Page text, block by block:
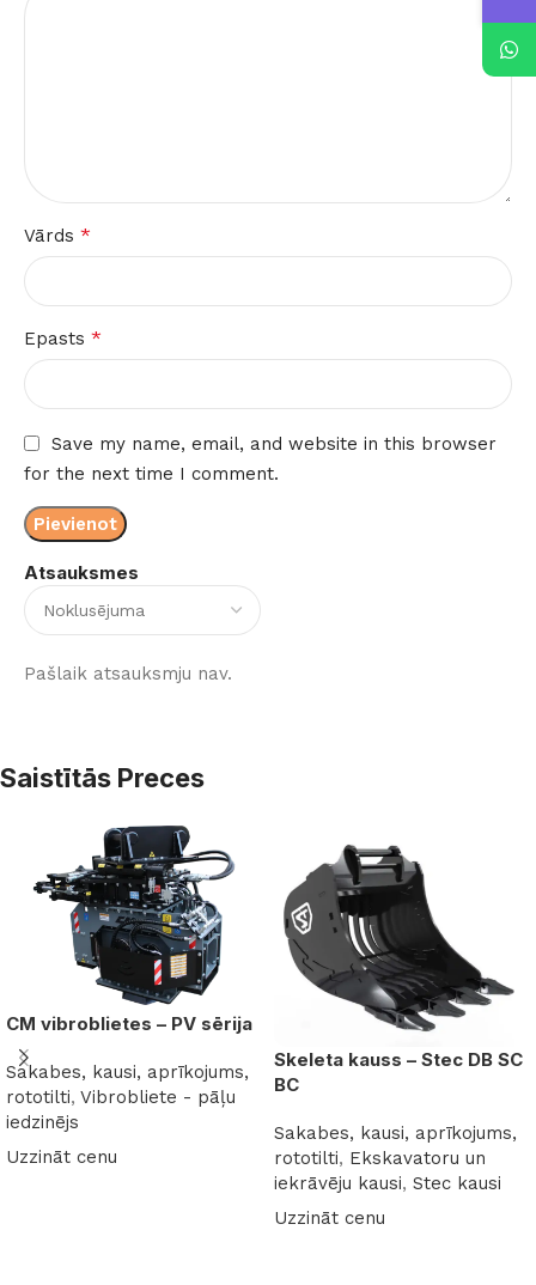
Atsauksmes
Pašlaik atsauksmju nav.
Vārds *
Epasts *
Save my name, email, and website in this browser
for the next time I comment.
Saistītās Preces
CM vibroblietes – PV sērija
Sakabes, kausi, aprīkojums,
rototilti, Vibrobliete - pāļu
iedzinējs
Uzzināt cenu
Skeleta kauss – Stec DB SC
BC
Sakabes, kausi, aprīkojums,
rototilti, Ekskavatoru un
iekrāvēju kausi, Stec kausi
Uzzināt cenu